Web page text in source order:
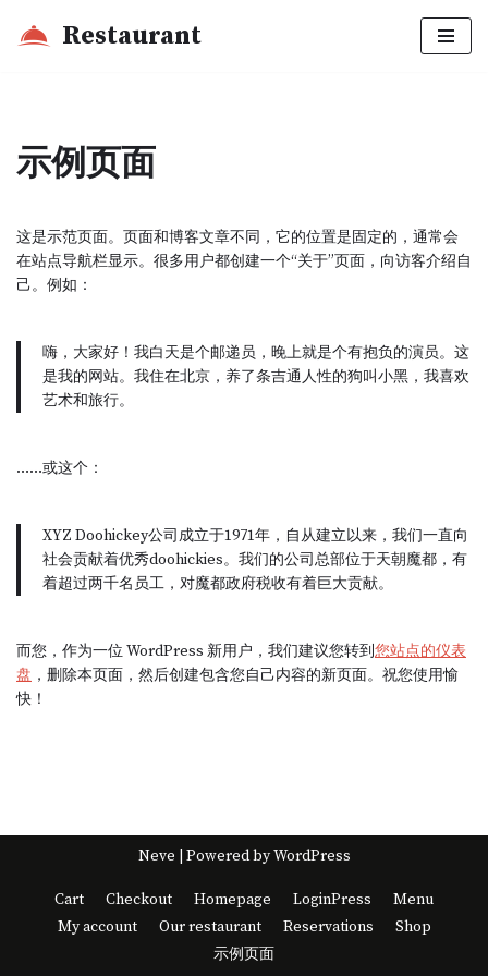
Restaurant
示例页面
这是示范页面。页面和博客文章不同，它的位置是固定的，通常会
在站点导航栏显示。很多用户都创建一个“关于”页面，向访客介绍自
己。例如：
嗨，大家好！我白天是个邮递员，晚上就是个有抱负的演员。这
是我的网站。我住在北京，养了条吉通人性的狗叫小黑，我喜欢
艺术和旅行。
……或这个：
XYZ Doohickey公司成立于1971年，自从建立以来，我们一直向
社会贡献着优秀doohickies。我们的公司总部位于天朝魔都，有
着超过两千名员工，对魔都政府税收有着巨大贡献。
而您，作为一位 WordPress 新用户，我们建议您转到您站点的仪表
盘 ，删除本页面，然后创建包含您自己内容的新页面。祝您使用愉
快！
Neve | Powered byWordPress
Cart Checkout Homepage LoginPress
Menu
My account
Our restaurant Reservations
Shop
示例页面